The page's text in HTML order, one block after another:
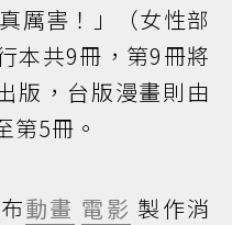
厲害！」（女性部
本共9冊，第9冊將
版，台版漫畫則由
第5冊。
動畫 電影 製作消